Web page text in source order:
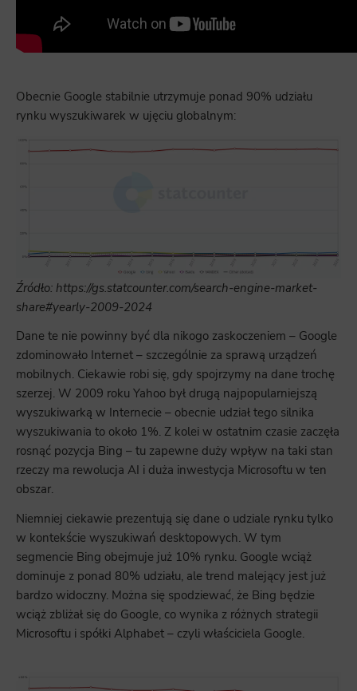
Obecnie Google stabilnie utrzymuje ponad 90% udziału
rynku wyszukiwarek w ujęciu globalnym:
Źródło: https://gs.statcounter.com/search-engine-market-
share#yearly-2009-2024
Dane te nie powinny być dla nikogo zaskoczeniem – Google
zdominowało Internet – szczególnie za sprawą urządzeń
mobilnych. Ciekawie robi się, gdy spojrzymy na dane trochę
szerzej. W 2009 roku Yahoo był drugą najpopularniejszą
wyszukiwarką w Internecie – obecnie udział tego silnika
wyszukiwania to około 1%. Z kolei w ostatnim czasie zaczęła
rosnąć pozycja Bing – tu zapewne duży wpływ na taki stan
rzeczy ma rewolucja AI i duża inwestycja Microsoftu w ten
obszar.
Niemniej ciekawie prezentują się dane o udziale rynku tylko
w kontekście wyszukiwań desktopowych. W tym
segmencie Bing obejmuje już 10% rynku. Google wciąż
dominuje z ponad 80% udziału, ale trend malejący jest już
bardzo widoczny. Można się spodziewać, że Bing będzie
wciąż zbliżał się do Google, co wynika z różnych strategii
Microsoftu i spółki Alphabet – czyli właściciela Google.